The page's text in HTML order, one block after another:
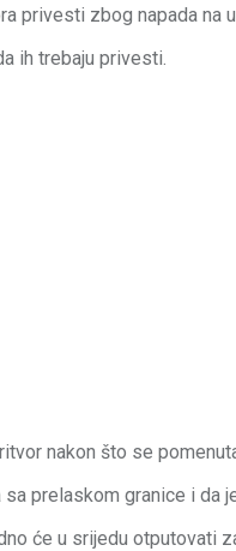
privesti zbog napada na
ih trebaju privesti.
nakon što se
prelaskom granice i da
će u srijedu otputovati